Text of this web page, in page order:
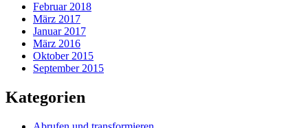
Februar 2018
März 2017
Januar 2017
März 2016
Oktober 2015
September 2015
Kategorien